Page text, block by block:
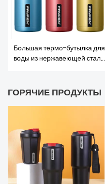
Большая термо-бутылка для
воды из нержавеющей стали
ГОРЯЧИЕ ПРОДУКТЫ